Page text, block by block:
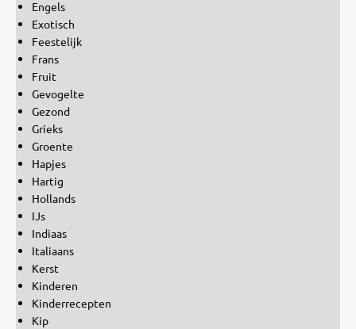
Engels
Exotisch
Feestelijk
Frans
Fruit
Gevogelte
Gezond
Grieks
Groente
Hapjes
Hartig
Hollands
IJs
Indiaas
Italiaans
Kerst
Kinderen
Kinderrecepten
Kip